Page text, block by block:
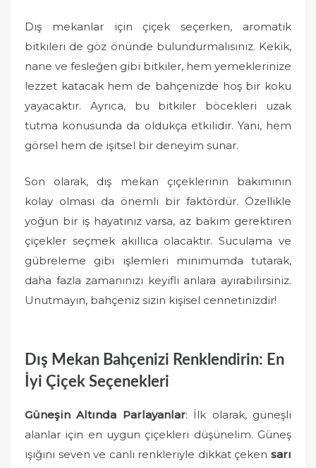
Dış mekanlar için çiçek seçerken, aromatik
bitkileri de göz önünde bulundurmalısınız. Kekik,
nane ve fesleğen gibi bitkiler, hem yemeklerinize
lezzet katacak hem de bahçenizde hoş bir koku
yayacaktır. Ayrıca, bu bitkiler böcekleri uzak
tutma konusunda da oldukça etkilidir. Yani, hem
görsel hem de işitsel bir deneyim sunar.
Son olarak, dış mekan çiçeklerinin bakımının
kolay olması da önemli bir faktördür. Özellikle
yoğun bir iş hayatınız varsa, az bakım gerektiren
çiçekler seçmek akıllıca olacaktır. Suculama ve
gübreleme gibi işlemleri minimumda tutarak,
daha fazla zamanınızı keyifli anlara ayırabilirsiniz.
Unutmayın, bahçeniz sizin kişisel cennetinizdir!
Dış Mekan Bahçenizi Renklendirin: En
İyi Çiçek Seçenekleri
Güneşin Altında Parlayanlar: İlk olarak, güneşli
alanlar için en uygun çiçekleri düşünelim. Güneş
ışığını seven ve canlı renkleriyle dikkat çeken sarı